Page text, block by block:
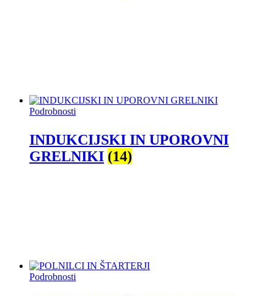
Podrobnosti
INDUKCIJSKI IN UPOROVNI
GRELNIKI (14)
Podrobnosti